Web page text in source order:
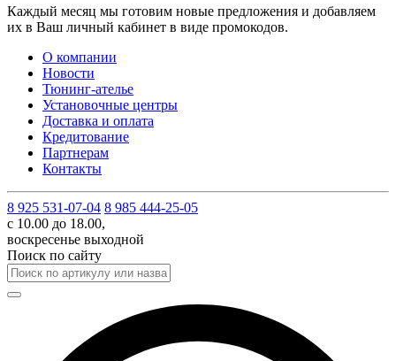
Каждый месяц мы готовим новые предложения и добавляем
их в Ваш личный кабинет в виде промокодов.
О компании
Новости
Тюнинг-ателье
Установочные центры
Доставка и оплата
Кредитование
Партнерам
Контакты
8 925 531-07-04 8 985 444-25-05
с 10.00 до 18.00,
воскресенье выходной
Поиск по сайту